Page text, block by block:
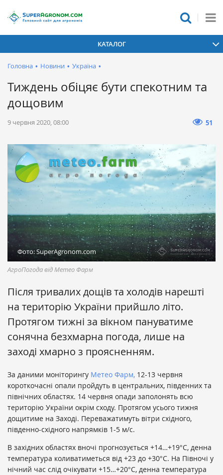
КАТАЛОГ
Головна • Новини • Україна •
Тиждень обіцяє бути спекотним та
дощовим
9 червня 2020, 08:00 51
Фото: SuperAgronom.com
АгроПогода від Метео Фарм
Після тривалих дощів та холодів нарешті
на територію України прийшло літо.
Протягом тижні за вікном пануватиме
сонячна безхмарна погода, лише на
заході хмарно з проясненням.
За даними моніторингу Метео Фарм, 12-13 червня
короткочасні опали пройдуть в центральних, південних та
північних областях. 14 червня опади заполонять всю
територію України окрім сходу. Протягом усього тижня
дощитиме на Заході. Переважатимуть вітри східного,
південно-східного напрямків 1-5 м/с.
В західних областях вночі прогнозується +14…+19°С, денна
температура коливатиметься від +23 до +30°С. На Півночі у
нічний час слід очікувати +15…+20°С, денна температура